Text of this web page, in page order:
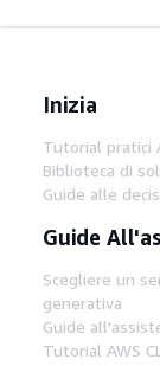
Inizia
Tutorial pratici
Biblioteca di
Guide alle
Guide
Scegliere un
generativa
Guide
Tutorial AWS